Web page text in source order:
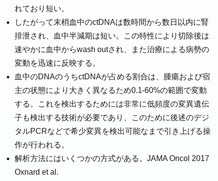
れており短い。
したがって末梢血中のctDNAは数時間から数日以内に腎
排泄され、血中半減期は短い。この特性により切除後は
速やかに血中からwash outされ、また治療による病勢の
変動を迅速に反映する。
血中のDNAのうちctDNAが占める割合は、腫瘍および宿
主の状態により大きく異なるため0.1-60%の範囲で変動
する。これを検出するためには非常に低頻度の変異遺伝
子も検出する技術が必要であり、このために後述のデジ
タルPCRなどで希少変異を検出可能なまで引き上げる操
作が行われる。
解析方法にはいくつかの方式がある。JAMA Oncol 2017
Oxnard et al.